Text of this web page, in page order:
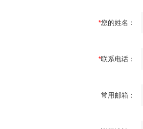
*您的姓名：
*联系电话：
常用邮箱：